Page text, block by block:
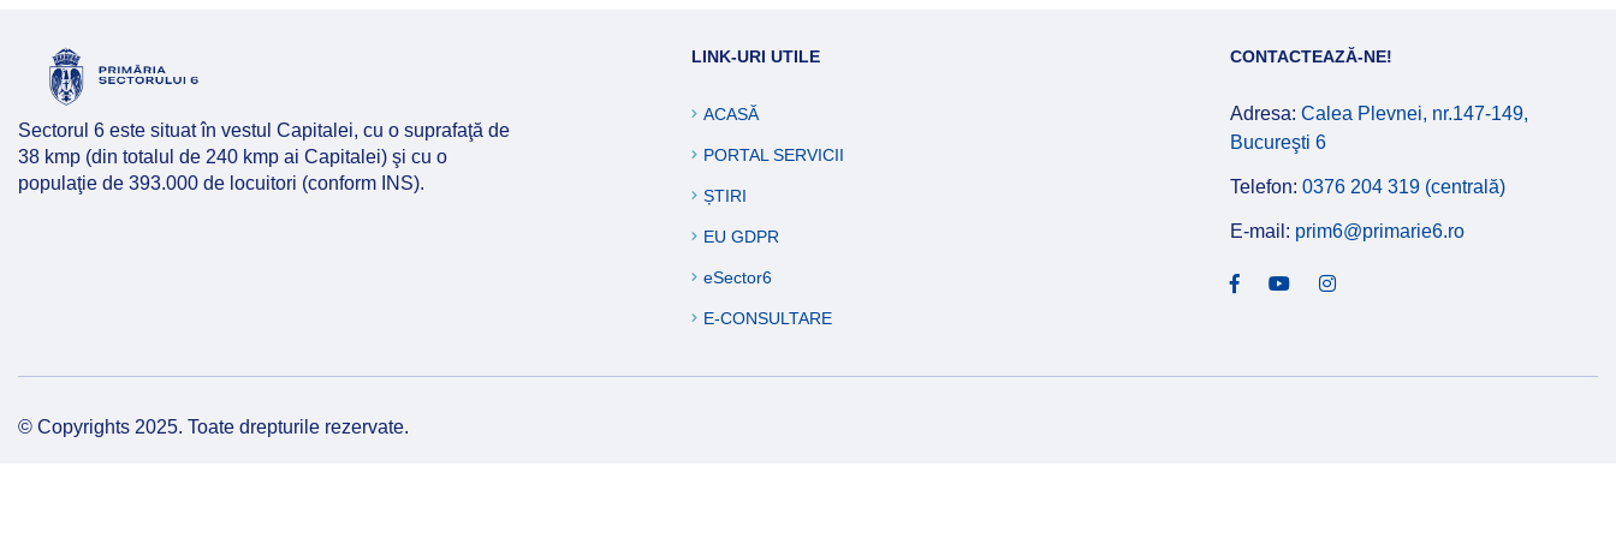
Sectorul 6 este situat în vestul Capitalei, cu o suprafaţă de
38 kmp (din totalul de 240 kmp ai Capitalei) şi cu o
populaţie de 393.000 de locuitori (conform INS).
LINK-URI UTILE
ACASĂ
PORTAL SERVICII
ȘTIRI
EU GDPR
eSector6
E-CONSULTARE
CONTACTEAZĂ-NE!
Adresa: Calea Plevnei, nr.147-149,
Bucureşti 6
Telefon: 0376 204 319 (centrală)
E-mail: prim6@primarie6.ro
© Copyrights 2025. Toate drepturile rezervate.